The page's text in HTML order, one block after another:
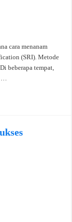
cara menanam
(SRI). Metode
beberapa tempat,